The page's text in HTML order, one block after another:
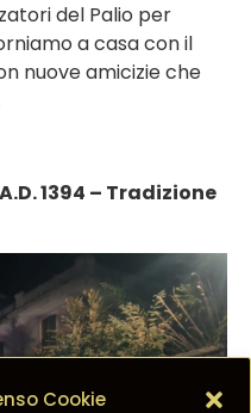
Cookie
del Palio per
a casa con il
nuove amicizie che
1394 – Tradizione